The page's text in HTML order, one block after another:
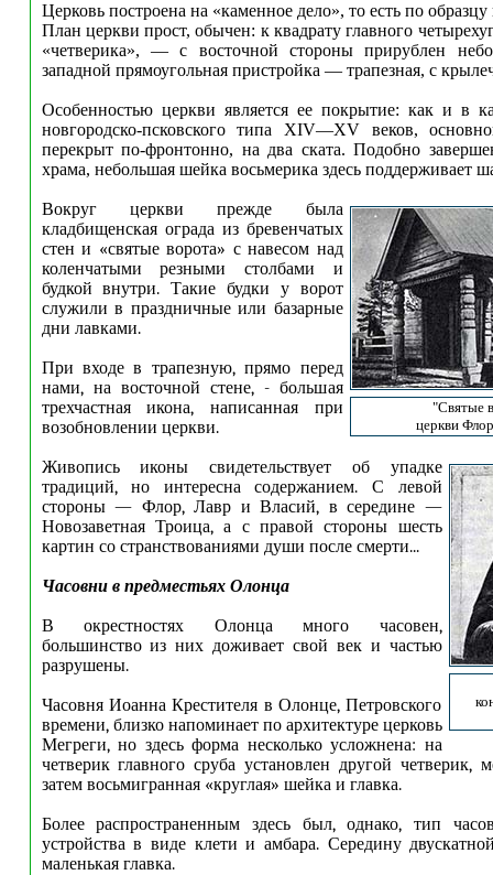
Церковь построена на «каменное дело», то есть по
План церкви прост, обычен: к квадрату главного
«четверика», — с восточной стороны прирублен
западной прямоугольная пристройка — трапезная, с
Особенностью церкви является ее покрытие: как и в
новгородско-псковского типа XIV—XV веков,
перекрыт по-фронтонно, на два ската. Подобно
храма, небольшая шейка восьмерика здесь поддерживает
"Святые
церкви
Вокруг церкви прежде была
кладбищенская ограда из бревенчатых
стен и «святые ворота» с навесом над
коленчатыми резными столбами и
будкой внутри. Такие будки у ворот
служили в праздничные или базарные
дни лавками.
При входе в трапезную, прямо перед
нами, на восточной стене, - большая
трехчастная икона, написанная при
возобновлении церкви.
Живопись иконы свидетельствует об упадке
традиций, но интересна содержанием. С левой
стороны — Флор, Лавр и Власий, в середине —
Новозаветная Троица, а с правой стороны шесть
картин со странствованиями души после смерти...
Часовни в предместьях Олонца
В окрестностях Олонца много часовен,
большинство из них доживает свой век и частью
разрушены.
Часовня Иоанна Крестителя в Олонце, Петровского
времени, близко напоминает по архитектуре церковь
Мегреги, но здесь форма несколько усложнена: на
четверик главного сруба установлен другой четверик,
затем восьмигранная «круглая» шейка и главка.
Более распространенным здесь был, однако, тип
устройства в виде клети и амбара. Середину
маленькая главка.